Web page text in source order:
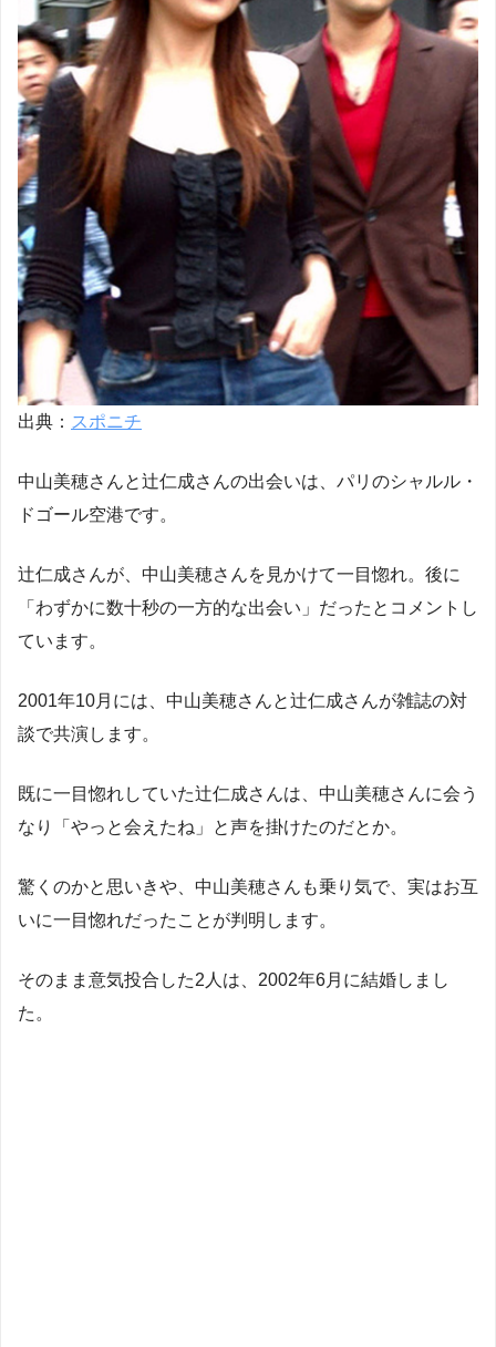
出典： スポニチ
中山美穂さんと辻仁成さんの出会いは、パリのシャルル・
ドゴール空港です。
辻仁成さんが、中山美穂さんを見かけて一目惚れ。後に
「わずかに数十秒の一方的な出会い」だったとコメントし
ています。
2001年10月には、中山美穂さんと辻仁成さんが雑誌の対
談で共演します。
既に一目惚れしていた辻仁成さんは、中山美穂さんに会う
なり「やっと会えたね」と声を掛けたのだとか。
驚くのかと思いきや、中山美穂さんも乗り気で、実はお互
いに一目惚れだったことが判明します。
そのまま意気投合した2人は、2002年6月に結婚しまし
た。